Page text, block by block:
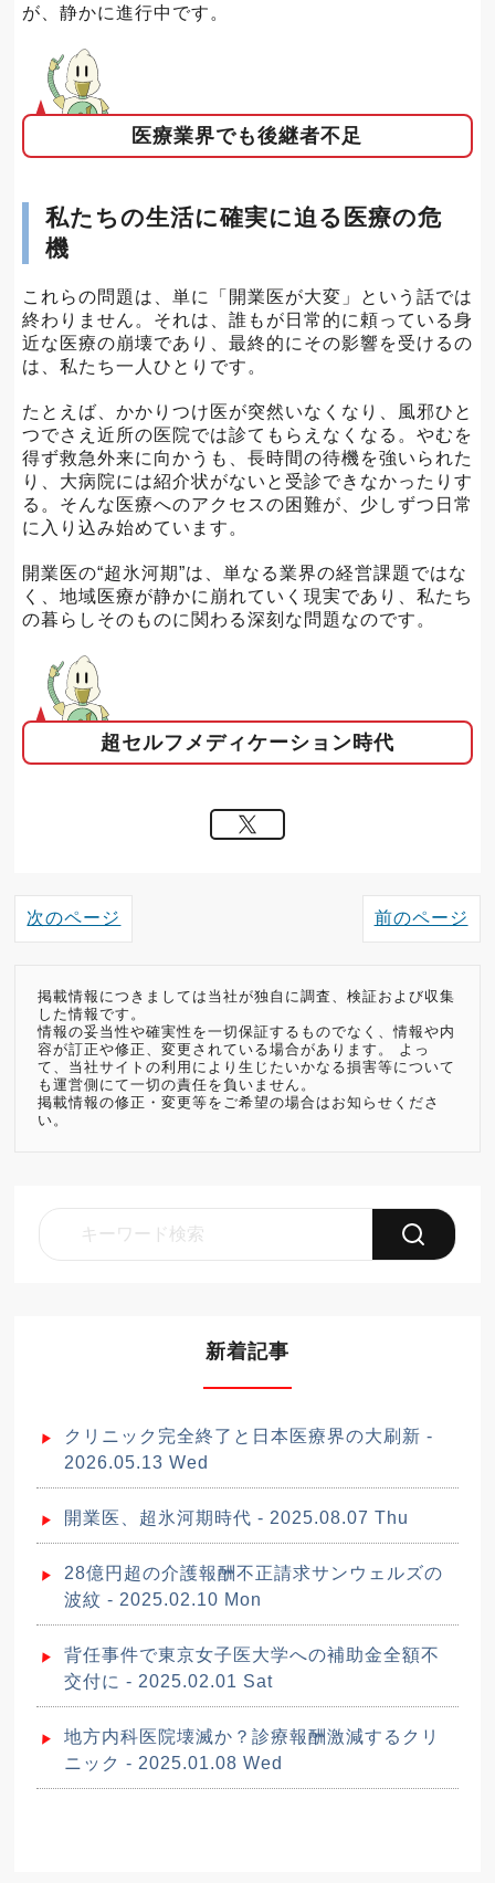
が、静かに進行中です。
医療業界でも後継者不足
私たちの生活に確実に迫る医療の危
機
これらの問題は、単に「開業医が大変」という話では
終わりません。それは、誰もが日常的に頼っている身
近な医療の崩壊であり、最終的にその影響を受けるの
は、私たち一人ひとりです。
たとえば、かかりつけ医が突然いなくなり、風邪ひと
つでさえ近所の医院では診てもらえなくなる。やむを
得ず救急外来に向かうも、長時間の待機を強いられた
り、大病院には紹介状がないと受診できなかったりす
る。そんな医療へのアクセスの困難が、少しずつ日常
に入り込み始めています。
開業医の“超氷河期”は、単なる業界の経営課題ではな
く、地域医療が静かに崩れていく現実であり、私たち
の暮らしそのものに関わる深刻な問題なのです。
超セルフメディケーション時代
次のページ 前のページ
掲載情報につきましては当社が独自に調査、検証および収集
した情報です。
情報の妥当性や確実性を一切保証するものでなく、情報や内
容が訂正や修正、変更されている場合があります。 よっ
て、当社サイトの利用により生じたいかなる損害等について
も運営側にて一切の責任を負いません。
掲載情報の修正・変更等をご希望の場合はお知らせくださ
い。
新着記事
クリニック完全終了と日本医療界の大刷新 -
2026.05.13 Wed
開業医、超氷河期時代 - 2025.08.07 Thu
28億円超の介護報酬不正請求サンウェルズの
波紋 - 2025.02.10 Mon
背任事件で東京女子医大学への補助金全額不
交付に - 2025.02.01 Sat
地方内科医院壊滅か？診療報酬激減するクリ
ニック - 2025.01.08 Wed